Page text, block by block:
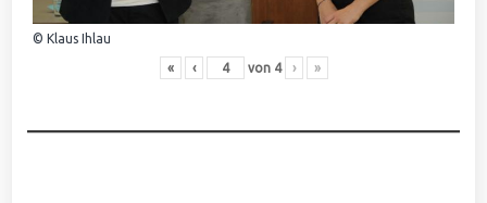
© Klaus Ihlau
« ‹ von 4 › »